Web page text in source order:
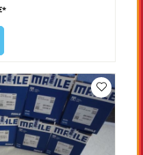
[g]: 505,0 Hersteller: Mahle
Vergleichsnummer: 9A1 103 036 00